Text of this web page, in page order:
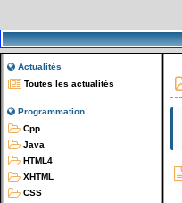
Actualités
Toutes les actualités
Programmation
Cpp
Java
HTML4
XHTML
CSS